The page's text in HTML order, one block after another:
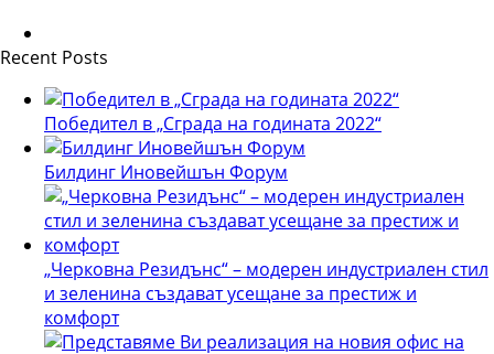
Recent Posts
Победител в „Сграда на годината 2022“
Билдинг Иновейшън Форум
„Черковна Резидънс“ – модерен индустриален стил
и зеленина създават усещане за престиж и
комфорт